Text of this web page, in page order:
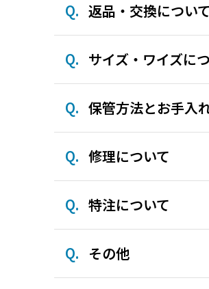
返品・交換について
サイズ・ワイズに
保管方法とお手入
修理について
特注について
その他